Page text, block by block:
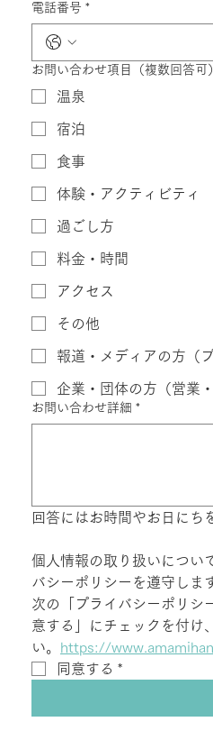
電話番号 *
お問い合わせ項目（複数回答可）
温泉
宿泊
食事
体験・アクティビティ
過ごし方
料金・時間
アクセス
その他
報道・メディアの方（プ
企業・団体の方（営業・
お問い合わせ詳細 *
回答にはお時間やお日にち
個人情報の取り扱いについ
バシーポリシーを遵守しま
次の「プライバシーポリシ
意する」にチェックを付け
い。 https://
同意する *